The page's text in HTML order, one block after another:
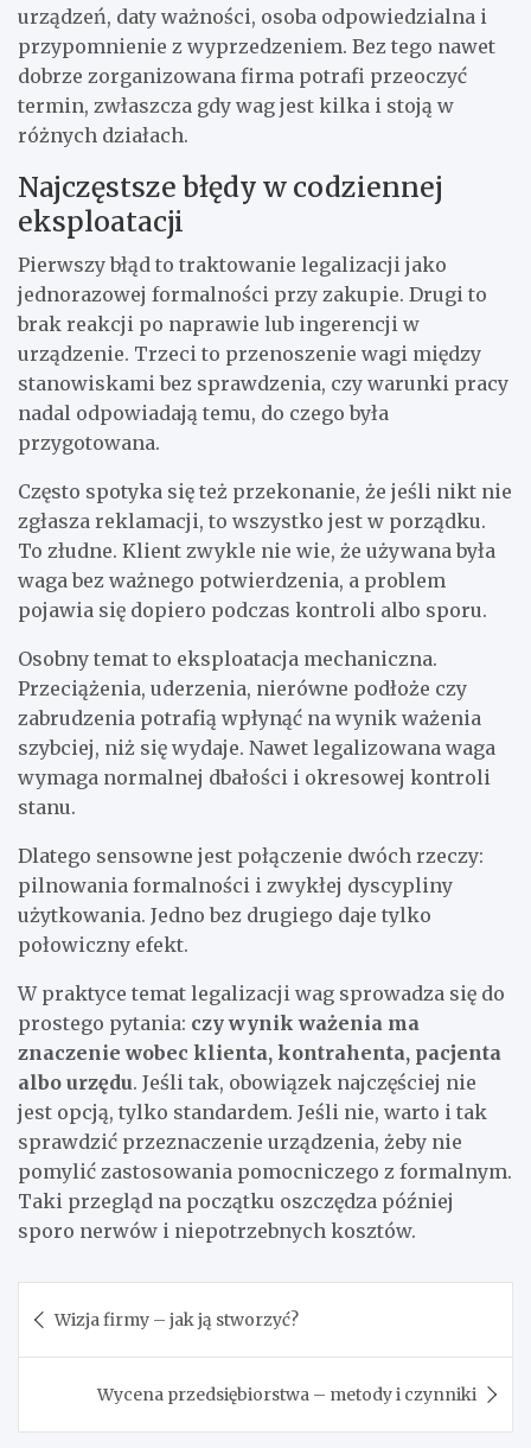
urządzeń, daty ważności, osoba odpowiedzialna i
przypomnienie z wyprzedzeniem. Bez tego nawet
dobrze zorganizowana firma potrafi przeoczyć
termin, zwłaszcza gdy wag jest kilka i stoją w
różnych działach.
Najczęstsze błędy w codziennej
eksploatacji
Pierwszy błąd to traktowanie legalizacji jako
jednorazowej formalności przy zakupie. Drugi to
brak reakcji po naprawie lub ingerencji w
urządzenie. Trzeci to przenoszenie wagi między
stanowiskami bez sprawdzenia, czy warunki pracy
nadal odpowiadają temu, do czego była
przygotowana.
Często spotyka się też przekonanie, że jeśli nikt nie
zgłasza reklamacji, to wszystko jest w porządku.
To złudne. Klient zwykle nie wie, że używana była
waga bez ważnego potwierdzenia, a problem
pojawia się dopiero podczas kontroli albo sporu.
Osobny temat to eksploatacja mechaniczna.
Przeciążenia, uderzenia, nierówne podłoże czy
zabrudzenia potrafią wpłynąć na wynik ważenia
szybciej, niż się wydaje. Nawet legalizowana waga
wymaga normalnej dbałości i okresowej kontroli
stanu.
Dlatego sensowne jest połączenie dwóch rzeczy:
pilnowania formalności i zwykłej dyscypliny
użytkowania. Jedno bez drugiego daje tylko
połowiczny efekt.
W praktyce temat legalizacji wag sprowadza się do
prostego pytania: czy wynik ważenia ma
znaczenie wobec klienta, kontrahenta, pacjenta
albo urzędu. Jeśli tak, obowiązek najczęściej nie
jest opcją, tylko standardem. Jeśli nie, warto i tak
sprawdzić przeznaczenie urządzenia, żeby nie
pomylić zastosowania pomocniczego z formalnym.
Taki przegląd na początku oszczędza później
sporo nerwów i niepotrzebnych kosztów.
wpisu
Wizja firmy – jak ją stworzyć?
Wycena przedsiębiorstwa – metody i czynniki